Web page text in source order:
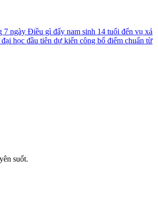
7 ngày Điều gì đẩy nam sinh 14 tuổi đến vụ xả
học đầu tiên dự kiến công bố điểm chuẩn từ
suốt.